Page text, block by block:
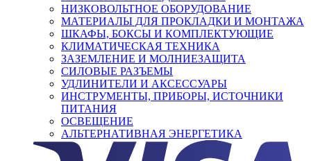
НИЗКОВОЛЬТНОЕ ОБОРУДОВАНИЕ
МАТЕРИАЛЫ ДЛЯ ПРОКЛАДКИ И МОНТАЖА
ШКАФЫ, БОКСЫ И КОМПЛЕКТУЮЩИЕ
КЛИМАТИЧЕСКАЯ ТЕХНИКА
ЗАЗЕМЛЕНИЕ И МОЛНИЕЗАЩИТА
СИЛОВЫЕ РАЗЪЕМЫ
УДЛИНИТЕЛИ И АКСЕССУАРЫ
ИНСТРУМЕНТЫ, ПРИБОРЫ, ИСТОЧНИКИ
ПИТАНИЯ
ОСВЕЩЕНИЕ
АЛЬТЕРНАТИВНАЯ ЭНЕРГЕТИКА